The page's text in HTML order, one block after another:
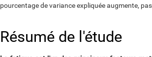
pourcentage de variance expliquée augmente,
Résumé de l'étude